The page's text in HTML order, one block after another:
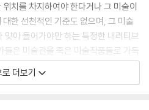
치를 차지하여야 한다거나 그 미술이
한 선천적인 기준도 없으며, 그 미술
맞아 들어가야만 하는 특정한 내러티브
들은 미술관을 죽은 미술작품들로 가득
는 예술적 선택들이 가득찬 장소로 여
더보기